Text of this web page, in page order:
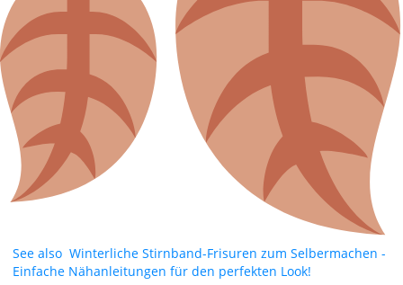
See also Winterliche Stirnband-Frisuren zum Selbermachen -
Einfache Nähanleitungen für den perfekten Look!